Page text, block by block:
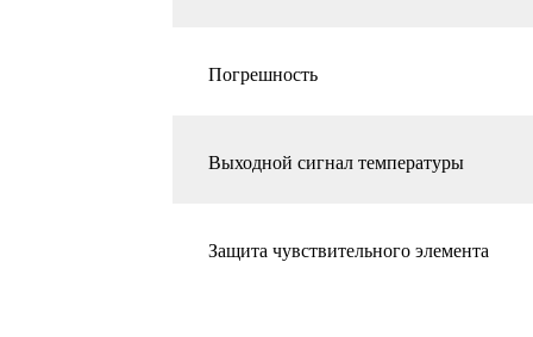
Погрешность
Выходной сигнал температуры
Защита чувствительного элемента